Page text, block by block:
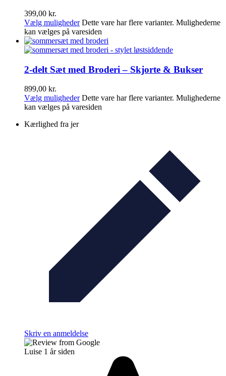
399,00 kr.
Vælg muligheder Dette vare har flere varianter. Mulighederne
kan vælges på varesiden
2-delt Sæt med Broderi – Skjorte & Bukser
899,00 kr.
Vælg muligheder Dette vare har flere varianter. Mulighederne
kan vælges på varesiden
Kærlighed fra jer
Skriv en anmeldelse
Luise 1 år siden